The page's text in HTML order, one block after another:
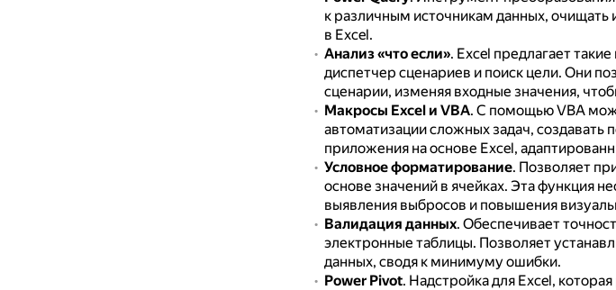
к различным источникам данных, очищать
в Excel.
Анализ «что если». Excel предлагает
диспетчер сценариев и поиск цели. Они
сценарии, изменяя входные значения,
Макросы Excel и VBA. С помощью VBA
автоматизации сложных задач, создавать
приложения на основе Excel,
Условное форматирование. Позволяет
основе значений в ячейках. Эта функция
выявления выбросов и повышения
Валидация данных. Обеспечивает
электронные таблицы. Позволяет
данных, сводя к минимуму ошибки.
Power Pivot. Надстройка для Excel,